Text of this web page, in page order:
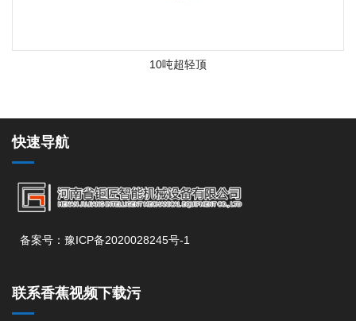
10吨超轻顶
快速导航
备案号：豫ICP备2020028245号-1
联系香蕉视频下载污